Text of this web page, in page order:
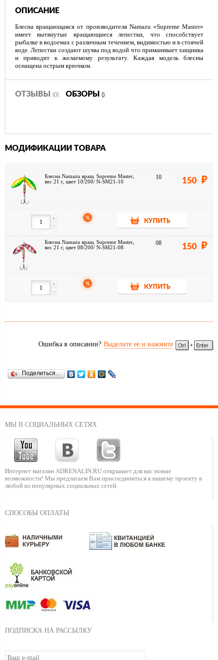
ОПИСАНИЕ
Блесна вращающаяся от производителя Namazu «Supreme Master»
имеет вытянутые вращающиеся лепестки, что способствует
рыбалке в водоемах с различным течением, видимостью и в стоячей
воде. Лепестки создают шумы под водой что приманивает хищника
и приводит к желаемому результату. Каждая модель блесны
оснащена острым крючком.
ОТЗЫВЫ (0) ОБЗОРЫ ()
МОДИФИКАЦИИ ТОВАРА
Блесна Namazu вращ. Supreme Master,
вес 21 г, цвет 10/200/ N-SM21-10
10 150
-
+ %
КУПИТЬ
Блесна Namazu вращ. Supreme Master,
вес 21 г, цвет 08/200/ N-SM21-08
08 150
-
+ %
КУПИТЬ
Ошибка в описании? Выделите ее и нажмите
Поделиться…
МЫ В СОЦИАЛЬНЫХ СЕТЯХ
Интернет магазин ADRENALIN.RU открывает для вас новые
возможности! Мы предлагаем Вам присоединиться к нашему проекту в
любой из популярных социальных сетей.
СПОСОБЫ ОПЛАТЫ
ПОДПИСКА НА РАССЫЛКУ